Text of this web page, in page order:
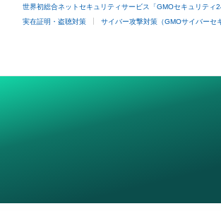
世界初総合ネットセキュリティサービス「GMOセキュリティ
実在証明・盗聴対策 サイバー攻撃対策（GMOサイバーセ